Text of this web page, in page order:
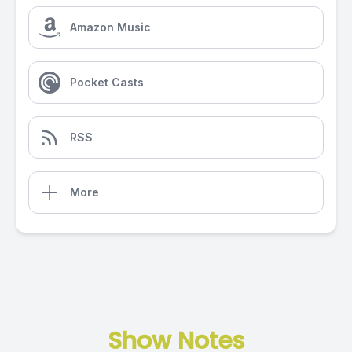
Amazon Music
Pocket Casts
RSS
More
Show Notes